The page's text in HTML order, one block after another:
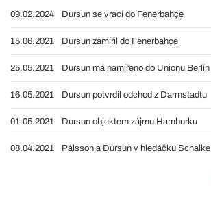
09.02.2024 Dursun se vrací do Fenerbahçe
15.06.2021 Dursun zamířil do Fenerbahçe
25.05.2021 Dursun má namířeno do Unionu Berlín
16.05.2021 Dursun potvrdil odchod z Darmstadtu
01.05.2021 Dursun objektem zájmu Hamburku
08.04.2021 Pálsson a Dursun v hledáčku Schalke